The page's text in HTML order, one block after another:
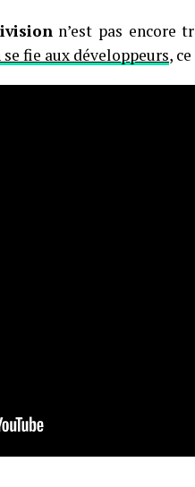
n’est pas encore
se fie aux développeurs,